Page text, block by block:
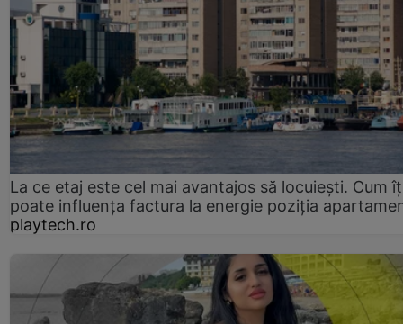
La ce etaj este cel mai avantajos să locuiești. Cum
poate influența factura la energie poziția
playtech.ro